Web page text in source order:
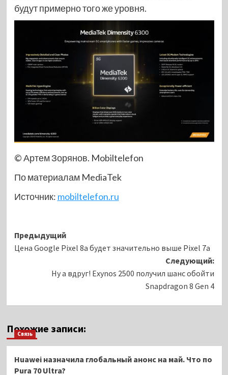
будут примерно того же уровня.
© Артем Зорянов. Mobiltelefon
По материалам MediaTek
Источник: mobiltelefon.ru
Навигация
записи
Предыдущий
Цена Google Pixel 8a будет значительно выше Pixel 7a
Следующий:
Ну а вдруг! Exynos 2500 получил шанс обойти
Snapdragon 8 Gen 4
Похожие записи:
Связь
Huawei назначила глобальный анонс на май. Что по
Pura 70 Ultra?